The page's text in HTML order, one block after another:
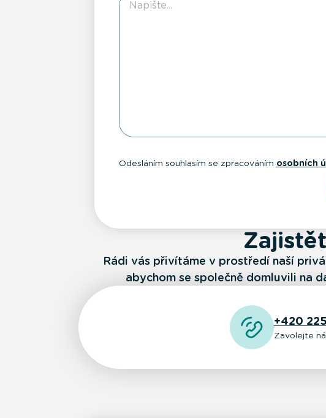
Odesláním souhlasím se zpracováním osobních
Rádi vás přivítáme v prostředí naší
abychom se společně domluvili na
+420
Zavolejte